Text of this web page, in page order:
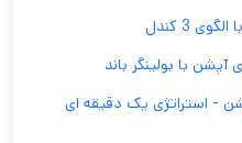
3 کندل
با بولینگر باند
- استراتژی یک دقیقه ای